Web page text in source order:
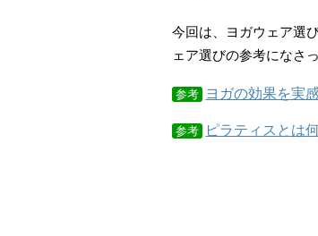
今回は、ヨガウェア選
ェア選びの参考になさ
参考 ヨガの効果を実
参考 ピラティスとは